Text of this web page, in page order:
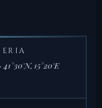
15°20'E